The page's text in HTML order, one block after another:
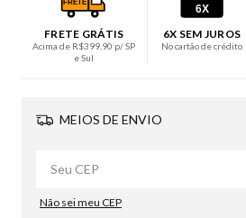
FRETE
FRETE GRÁTIS
Acima de R$399,90 p/ SP
e Sul
6X
6X SEM JUROS
No cartão de crédito
MEIOS DE ENVIO
Não sei meu CEP